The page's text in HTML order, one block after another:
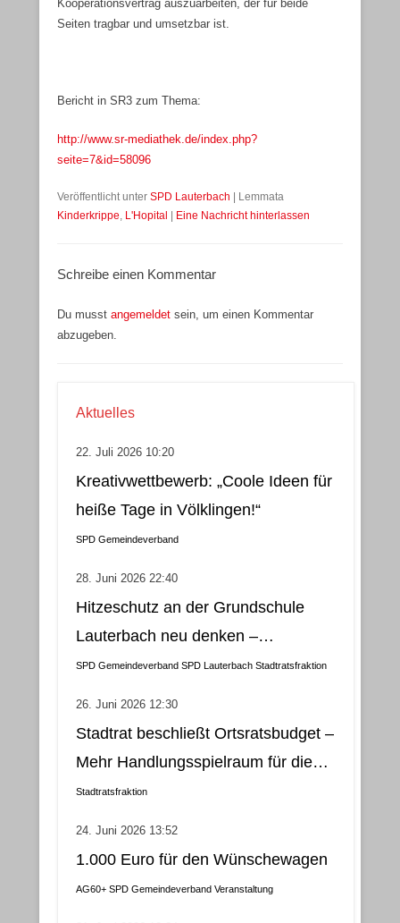
Kooperationsvertrag auszuarbeiten, der für beide
Seiten tragbar und umsetzbar ist.
Bericht in SR3 zum Thema:
http://www.sr-mediathek.de/index.php?
seite=7&id=58096
Veröffentlicht unter SPD Lauterbach | Lemmata
Kinderkrippe, L'Hopital | Eine Nachricht hinterlassen
Schreibe einen Kommentar
Du musst angemeldet sein, um einen Kommentar
abzugeben.
Aktuelles
22. Juli 2026 10:20
Kreativwettbewerb: „Coole Ideen für
heiße Tage in Völklingen!“
SPD Gemeindeverband
28. Juni 2026 22:40
Hitzeschutz an der Grundschule
Lauterbach neu denken –
Klimatisierung als wirtschaftliche
SPD Gemeindeverband SPD Lauterbach Stadtratsfraktion
26. Juni 2026 12:30
Stadtrat beschließt Ortsratsbudget –
Mehr Handlungsspielraum für die
Gemeindebezirke
Stadtratsfraktion
24. Juni 2026 13:52
1.000 Euro für den Wünschewagen
AG60+ SPD Gemeindeverband Veranstaltung